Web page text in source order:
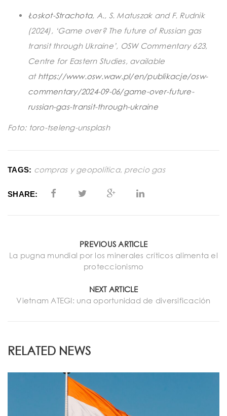
Łoskot-Strachota, A., S. Matuszak and F. Rudnik
(2024), ‘Game over? The future of Russian gas
transit through Ukraine’, OSW Commentary 623,
Centre for Eastern Studies, available
at https://www.osw.waw.pl/en/publikacje/osw-
commentary/2024-09-06/game-over-future-
russian-gas-transit-through-ukraine
Foto: toro-tseleng-unsplash
TAGS: compras y geopolítica, precio gas
SHARE:
PREVIOUS ARTICLE
La pugna mundial por los minerales críticos alimenta el
proteccionismo
NEXT ARTICLE
Vietnam ATEGI: una oportunidad de diversificación
RELATED NEWS